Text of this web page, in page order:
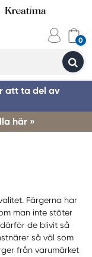
att ta del av
här »
Färgerna har
man inte stöter
de blivit så
så väl som
från varumärket